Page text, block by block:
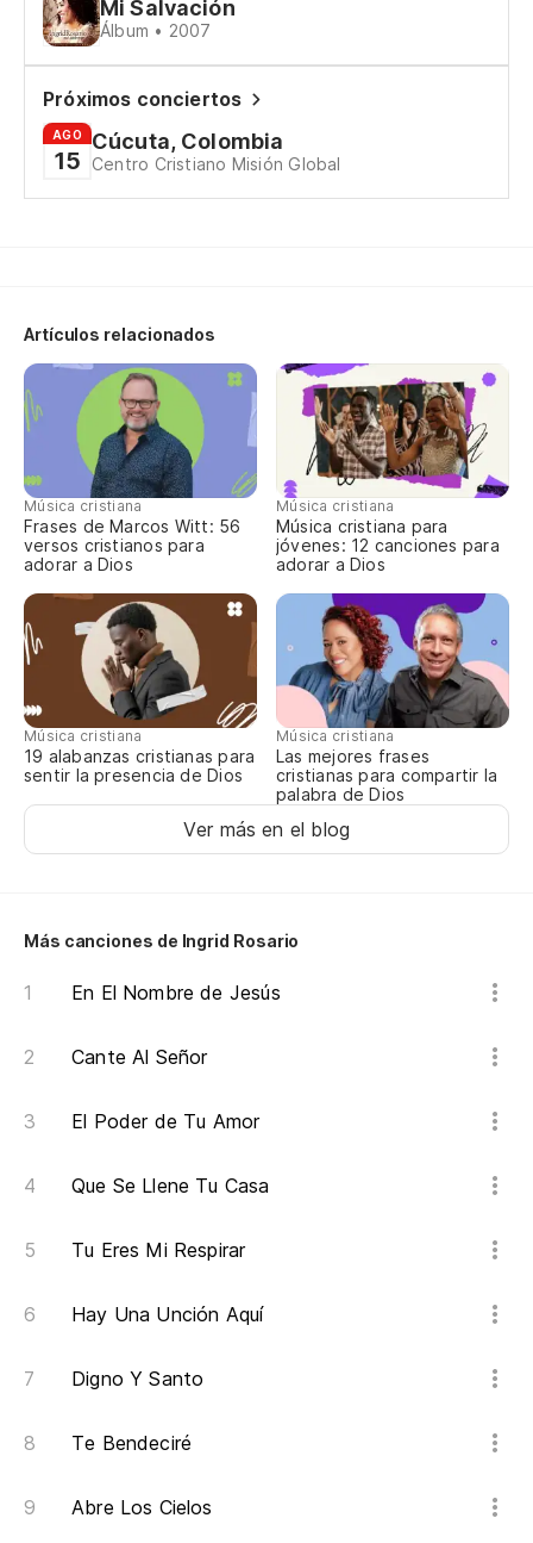
Mi Salvación
Álbum • 2007
Próximos conciertos
AGO
15
Cúcuta, Colombia
Centro Cristiano Misión Global
Artículos relacionados
Música cristiana
Frases de Marcos Witt: 56
versos cristianos para
adorar a Dios
Música cristiana
Música cristiana para
jóvenes: 12 canciones para
adorar a Dios
Música cristiana
19 alabanzas cristianas para
sentir la presencia de Dios
Música cristiana
Las mejores frases
cristianas para compartir la
palabra de Dios
Ver más en el blog
Más canciones de Ingrid Rosario
En El Nombre de Jesús
Cante Al Señor
El Poder de Tu Amor
Que Se Llene Tu Casa
Tu Eres Mi Respirar
Hay Una Unción Aquí
Digno Y Santo
Te Bendeciré
Abre Los Cielos